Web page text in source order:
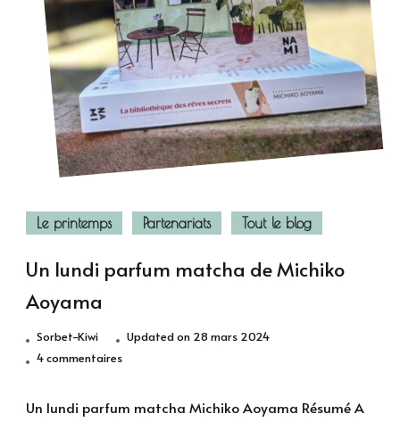
Le printemps Partenariats Tout le blog
Un lundi parfum matcha de Michiko
Aoyama
Sorbet-Kiwi Updated on 28 mars 2024
4 commentairessur
Un lundi parfum matcha Michiko Aoyama Résumé A